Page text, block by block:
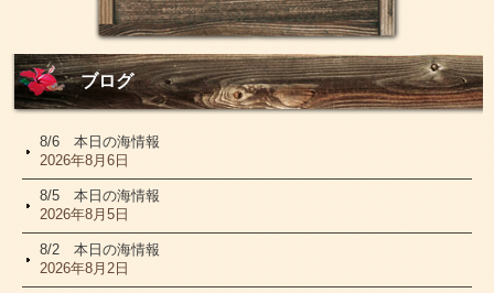
ブログ
8/6 本日の海情報
2026年8月6日
8/5 本日の海情報
2026年8月5日
8/2 本日の海情報
2026年8月2日